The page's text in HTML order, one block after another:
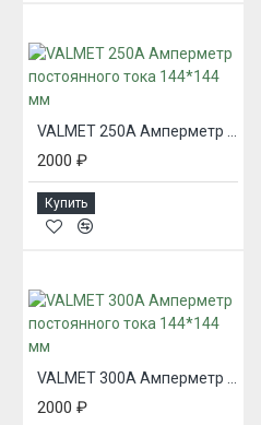
2000 ₽
Купить
2000 ₽